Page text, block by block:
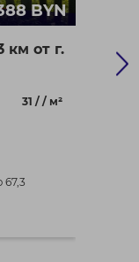
BYN
км от г.
31 / / м²
г.